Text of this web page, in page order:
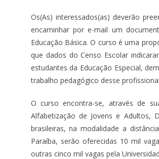
Os(As) interessados(as) deverão
encaminhar por e-mail um
Educação Básica. O curso é uma
que dados do Censo Escolar
estudantes da Educação Especial,
trabalho pedagógico desse
O curso encontra-se, através de
Alfabetização de Jovens e Adultos,
brasileiras, na modalidade a
Paraíba, serão oferecidas 10 mil
outras cinco mil vagas pela